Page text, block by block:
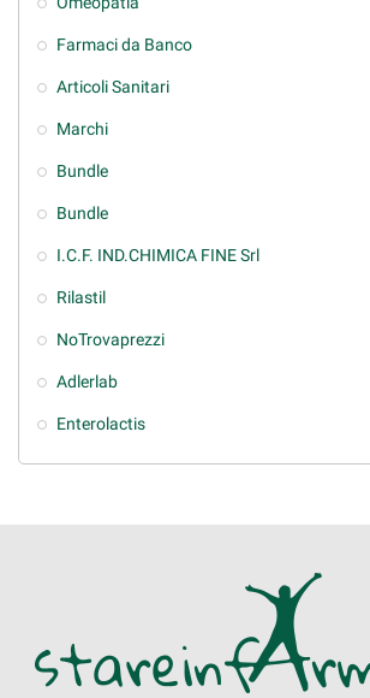
Farmaci da Banco
Articoli Sanitari
Marchi
Bundle
Bundle
I.C.F. IND.CHIMICA FINE Srl
Rilastil
NoTrovaprezzi
Adlerlab
Enterolactis